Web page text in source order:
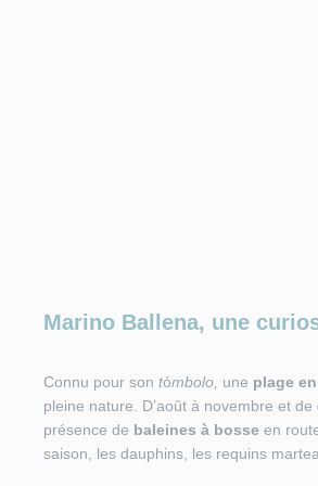
Marino Ballena, une
Connu pour son tómbolo, une plage
pleine nature. D’août à novembre et
présence de baleines à bosse en
saison, les dauphins, les requins